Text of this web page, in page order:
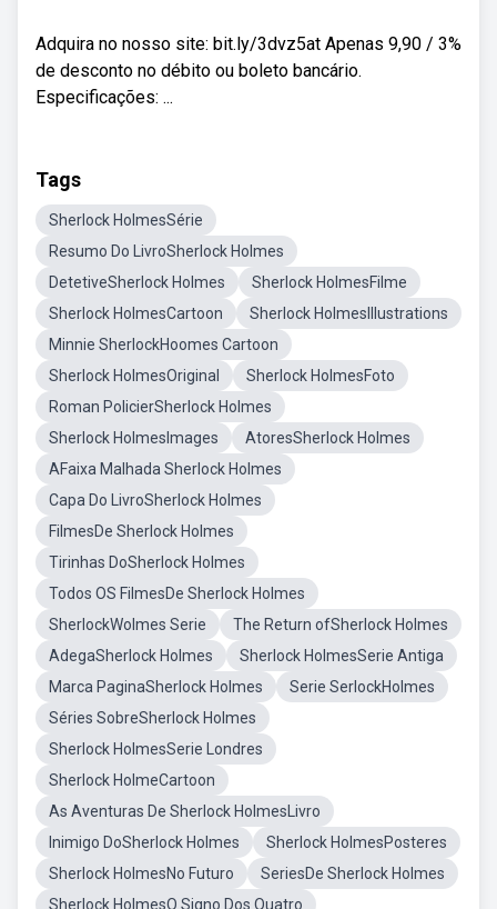
Adquira no nosso site: bit.ly/3dvz5at Apenas 9,90 / 3%
de desconto no débito ou boleto bancário.
Especificações: ...
Tags
Sherlock HolmesSérie
Resumo Do LivroSherlock Holmes
DetetiveSherlock Holmes
Sherlock HolmesFilme
Sherlock HolmesCartoon
Sherlock HolmesIllustrations
Minnie SherlockHoomes Cartoon
Sherlock HolmesOriginal
Sherlock HolmesFoto
Roman PolicierSherlock Holmes
Sherlock HolmesImages
AtoresSherlock Holmes
AFaixa Malhada Sherlock Holmes
Capa Do LivroSherlock Holmes
FilmesDe Sherlock Holmes
Tirinhas DoSherlock Holmes
Todos OS FilmesDe Sherlock Holmes
SherlockWolmes Serie
The Return ofSherlock Holmes
AdegaSherlock Holmes
Sherlock HolmesSerie Antiga
Marca PaginaSherlock Holmes
Serie SerlockHolmes
Séries SobreSherlock Holmes
Sherlock HolmesSerie Londres
Sherlock HolmeCartoon
As Aventuras De Sherlock HolmesLivro
Inimigo DoSherlock Holmes
Sherlock HolmesPosteres
Sherlock HolmesNo Futuro
SeriesDe Sherlock Holmes
Sherlock HolmesO Signo Dos Quatro